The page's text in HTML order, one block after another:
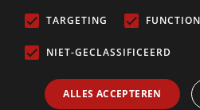
Beveiliging in Grote-Spouwen
TARGETING
NIET-GECLASSIFICEERD
ALLES ACCEPTEREN